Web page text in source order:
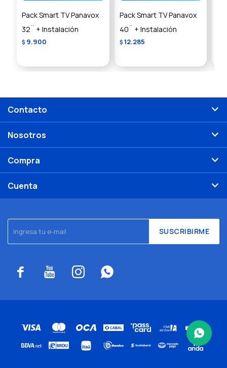
Pack Smart TV Panavox
32¨ + Instalación
$ 9.900
Pack Smart TV Panavox
40¨ + Instalación
$ 12.285
SUSCRIBIRME
   
Contacto
Nosotros
Compra
Cuenta